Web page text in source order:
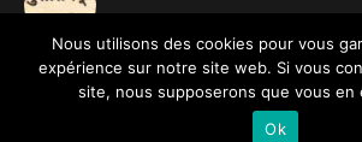
© Yoga Iyengar - 2020. Tous droits
Nous utilisons des cookies pour vous
expérience sur notre site web. Si vous
site, nous supposerons que vous en
Ok